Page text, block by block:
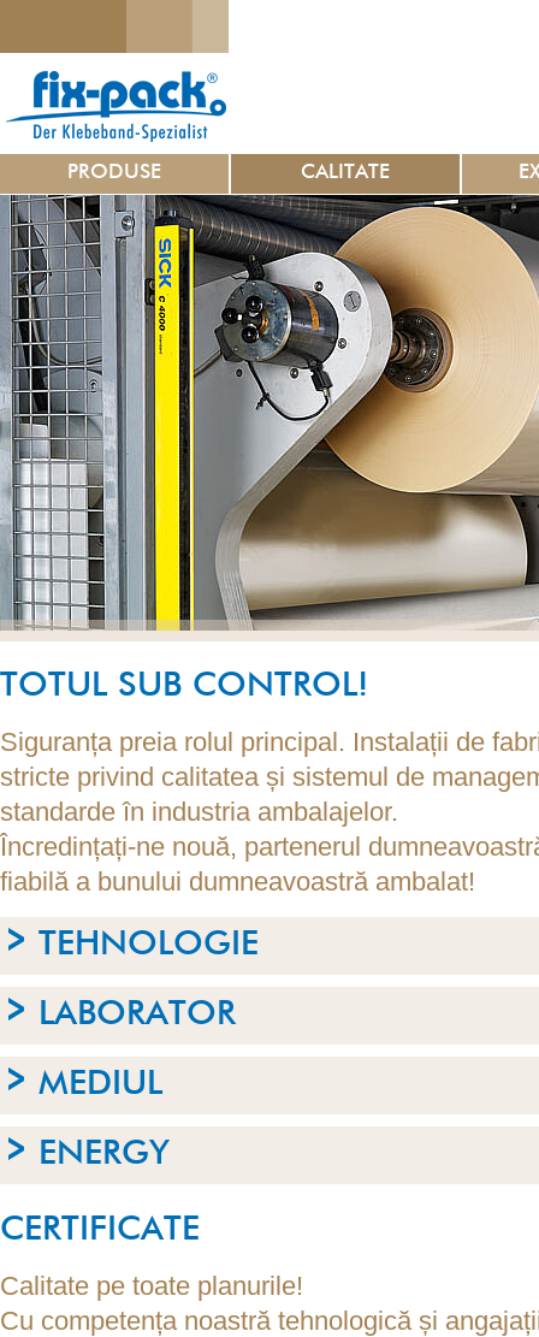
PRODUSE CALITATE
TOTUL SUB CONTROL!
Siguranța preia rolul principal. Instalații de
stricte privind calitatea și sistemul de
standarde în industria ambalajelor.
Încredințați-ne nouă, partenerul
fiabilă a bunului dumneavoastră ambalat!
TEHNOLOGIE
LABORATOR
MEDIUL
ENERGY
CERTIFICATE
Calitate pe toate planurile!
Cu competența noastră tehnologică și